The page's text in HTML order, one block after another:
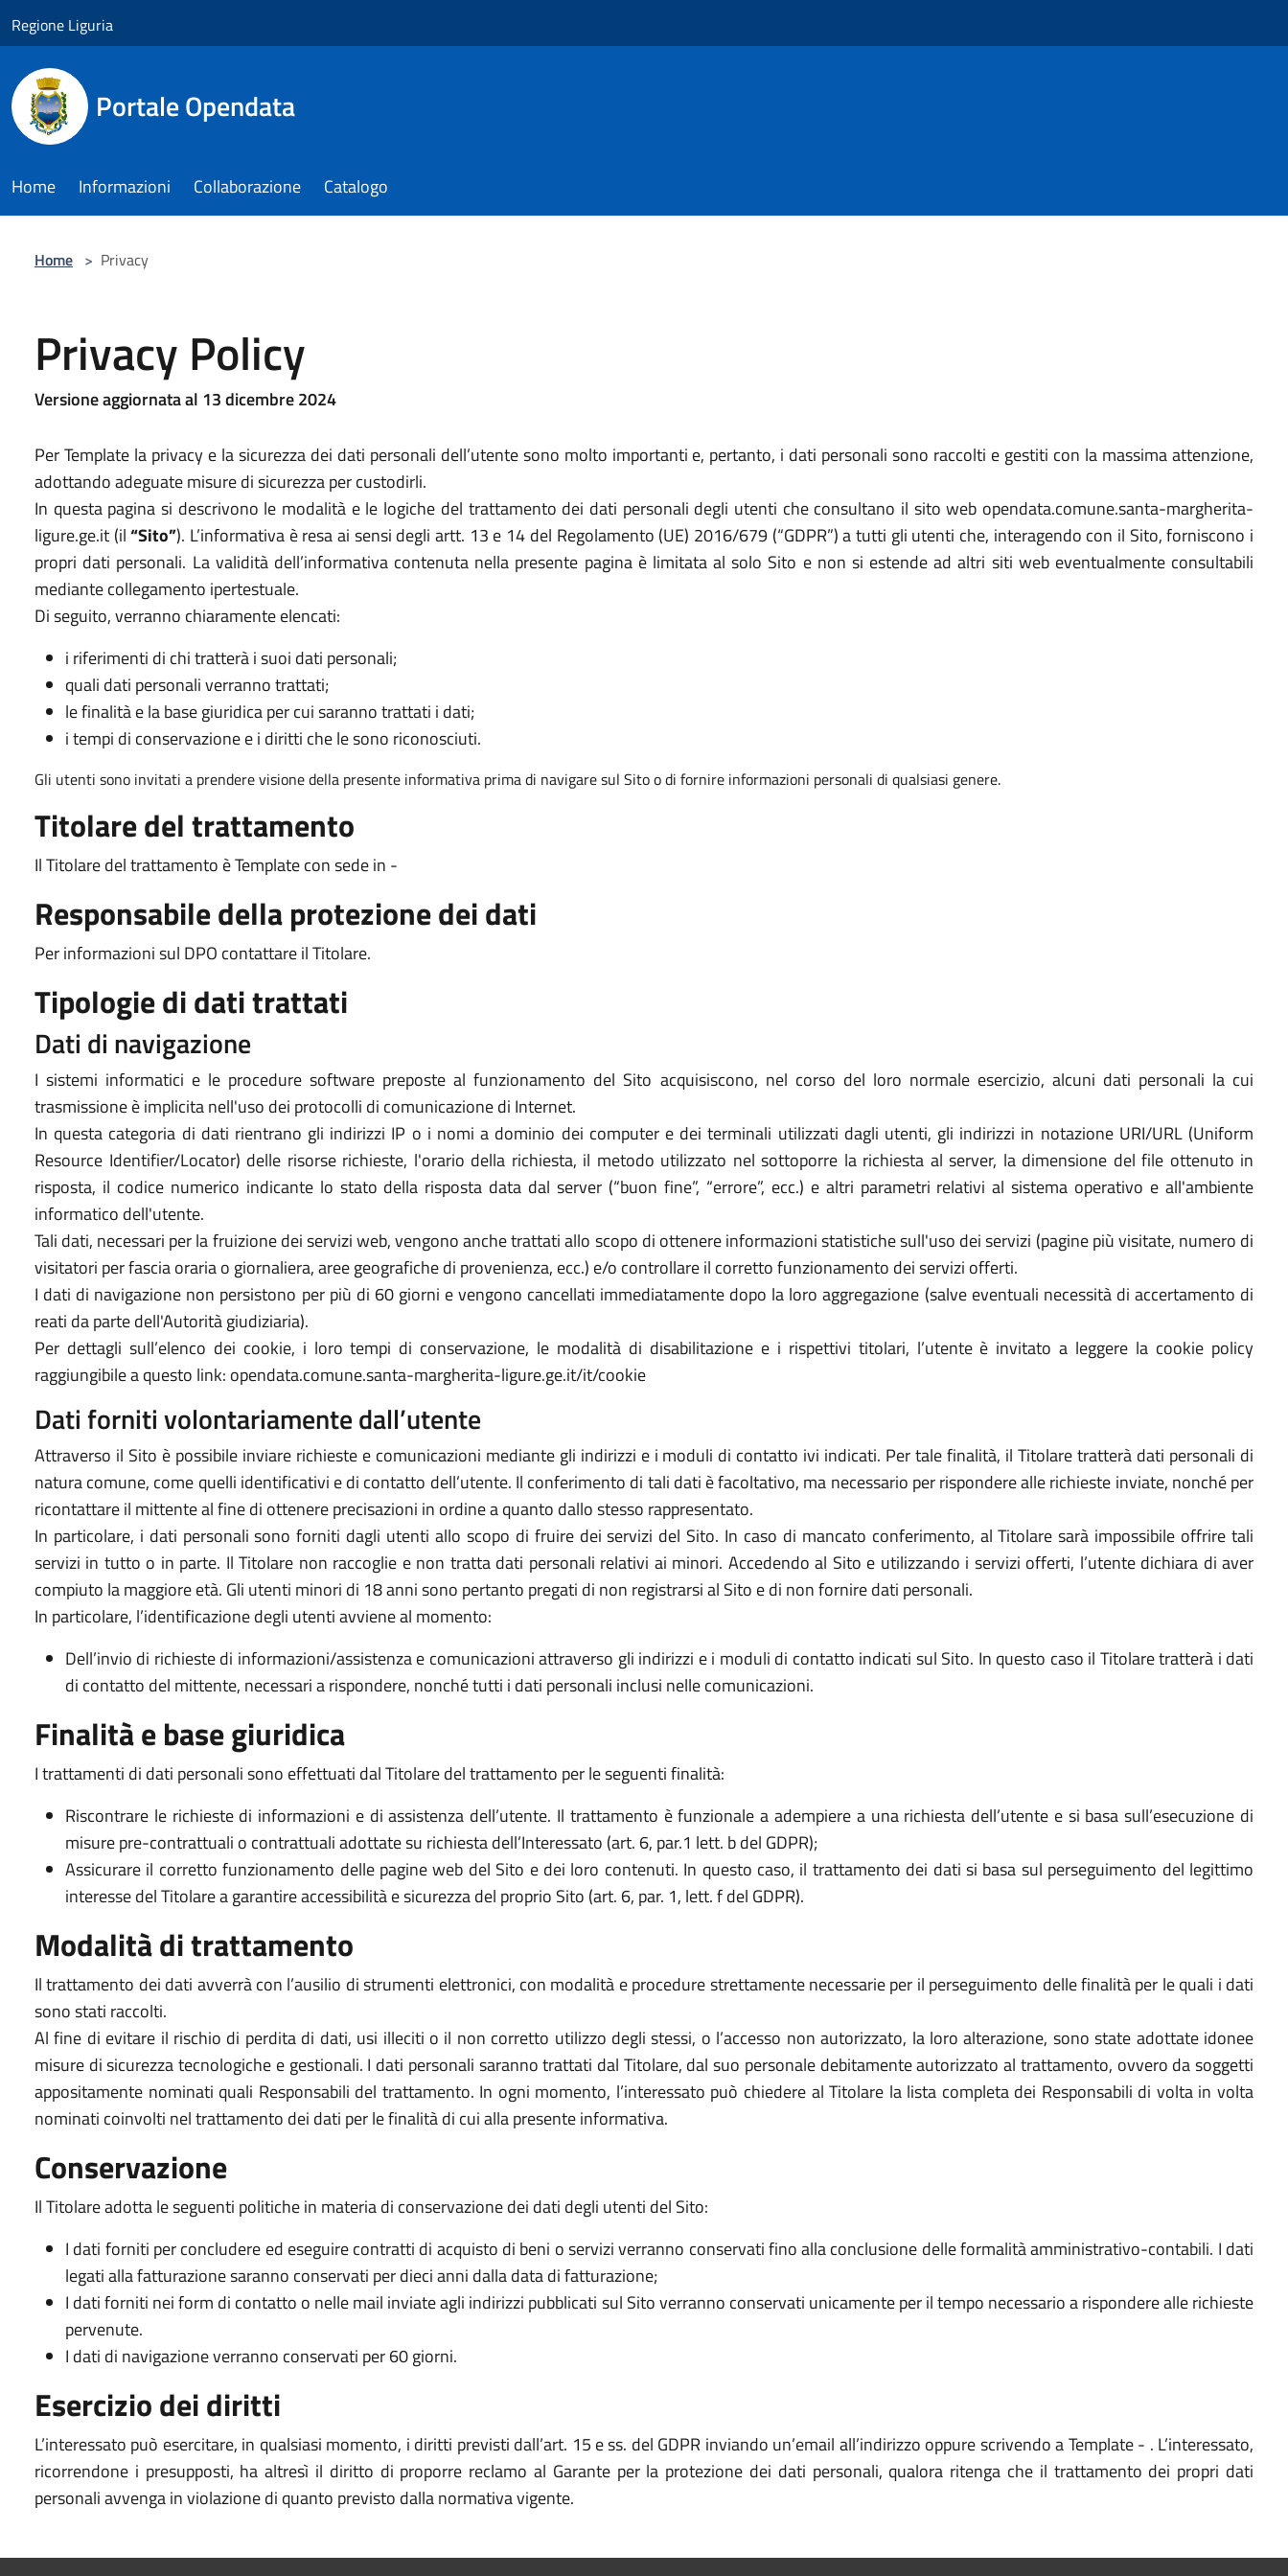
Regione Liguria
Portale Opendata
Home Informazioni Collaborazione Catalogo
Home > Privacy
Privacy Policy
Versione aggiornata al 13 dicembre 2024
Per Template la privacy e la sicurezza dei dati personali dell’utente sono molto importanti e, pertanto, i dati personali sono raccolti e gestiti con la massima attenzione,
adottando adeguate misure di sicurezza per custodirli.
In questa pagina si descrivono le modalità e le logiche del trattamento dei dati personali degli utenti che consultano il sito web opendata.comune.santa-margherita-
ligure.ge.it (il“Sito”). L’informativa è resa ai sensi degli artt. 13 e 14 del Regolamento (UE) 2016/679 (“GDPR”) a tutti gli utenti che, interagendo con il Sito, forniscono i
propri dati personali. La validità dell’informativa contenuta nella presente pagina è limitata al solo Sito e non si estende ad altri siti web eventualmente consultabili
mediante collegamento ipertestuale.
Di seguito, verranno chiaramente elencati:
i riferimenti di chi tratterà i suoi dati personali;
quali dati personali verranno trattati;
le finalità e la base giuridica per cui saranno trattati i dati;
i tempi di conservazione e i diritti che le sono riconosciuti.
Gli utenti sono invitati a prendere visione della presente informativa prima di navigare sul Sito o di fornire informazioni personali di qualsiasi genere.
Titolare del trattamento
Il Titolare del trattamento è Template con sede in -
Responsabile della protezione dei dati
Per informazioni sul DPO contattare il Titolare.
Tipologie di dati trattati
Dati di navigazione
I sistemi informatici e le procedure software preposte al funzionamento del Sito acquisiscono, nel corso del loro normale esercizio, alcuni dati personali la cui
trasmissione è implicita nell'uso dei protocolli di comunicazione di Internet.
In questa categoria di dati rientrano gli indirizzi IP o i nomi a dominio dei computer e dei terminali utilizzati dagli utenti, gli indirizzi in notazione URI/URL (Uniform
Resource Identifier/Locator) delle risorse richieste, l'orario della richiesta, il metodo utilizzato nel sottoporre la richiesta al server, la dimensione del file ottenuto in
risposta, il codice numerico indicante lo stato della risposta data dal server (“buon fine”, “errore”, ecc.) e altri parametri relativi al sistema operativo e all'ambiente
informatico dell'utente.
Tali dati, necessari per la fruizione dei servizi web, vengono anche trattati allo scopo di ottenere informazioni statistiche sull'uso dei servizi (pagine più visitate, numero di
visitatori per fascia oraria o giornaliera, aree geografiche di provenienza, ecc.) e/o controllare il corretto funzionamento dei servizi offerti.
I dati di navigazione non persistono per più di 60 giorni e vengono cancellati immediatamente dopo la loro aggregazione (salve eventuali necessità di accertamento di
reati da parte dell'Autorità giudiziaria).
Per dettagli sull’elenco dei cookie, i loro tempi di conservazione, le modalità di disabilitazione e i rispettivi titolari, l’utente è invitato a leggere la cookie policy
raggiungibile a questo link: opendata.comune.santa-margherita-ligure.ge.it/it/cookie
Dati forniti volontariamente dall’utente
Attraverso il Sito è possibile inviare richieste e comunicazioni mediante gli indirizzi e i moduli di contatto ivi indicati. Per tale finalità, il Titolare tratterà dati personali di
natura comune, come quelli identificativi e di contatto dell’utente. Il conferimento di tali dati è facoltativo, ma necessario per rispondere alle richieste inviate, nonché per
ricontattare il mittente al fine di ottenere precisazioni in ordine a quanto dallo stesso rappresentato.
In particolare, i dati personali sono forniti dagli utenti allo scopo di fruire dei servizi del Sito. In caso di mancato conferimento, al Titolare sarà impossibile offrire tali
servizi in tutto o in parte. Il Titolare non raccoglie e non tratta dati personali relativi ai minori. Accedendo al Sito e utilizzando i servizi offerti, l’utente dichiara di aver
compiuto la maggiore età. Gli utenti minori di 18 anni sono pertanto pregati di non registrarsi al Sito e di non fornire dati personali.
In particolare, l’identificazione degli utenti avviene al momento:
Dell’invio di richieste di informazioni/assistenza e comunicazioni attraverso gli indirizzi e i moduli di contatto indicati sul Sito. In questo caso il Titolare tratterà i dati
di contatto del mittente, necessari a rispondere, nonché tutti i dati personali inclusi nelle comunicazioni.
Finalità e base giuridica
I trattamenti di dati personali sono effettuati dal Titolare del trattamento per le seguenti finalità:
Riscontrare le richieste di informazioni e di assistenza dell’utente. Il trattamento è funzionale a adempiere a una richiesta dell’utente e si basa sull’esecuzione di
misure pre-contrattuali o contrattuali adottate su richiesta dell’Interessato (art. 6, par.1 lett. b del GDPR);
Assicurare il corretto funzionamento delle pagine web del Sito e dei loro contenuti. In questo caso, il trattamento dei dati si basa sul perseguimento del legittimo
interesse del Titolare a garantire accessibilità e sicurezza del proprio Sito (art. 6, par. 1, lett. f del GDPR).
Modalità di trattamento
Il trattamento dei dati avverrà con l’ausilio di strumenti elettronici, con modalità e procedure strettamente necessarie per il perseguimento delle finalità per le quali i dati
sono stati raccolti.
Al fine di evitare il rischio di perdita di dati, usi illeciti o il non corretto utilizzo degli stessi, o l’accesso non autorizzato, la loro alterazione, sono state adottate idonee
misure di sicurezza tecnologiche e gestionali. I dati personali saranno trattati dal Titolare, dal suo personale debitamente autorizzato al trattamento, ovvero da soggetti
appositamente nominati quali Responsabili del trattamento. In ogni momento, l’interessato può chiedere al Titolare la lista completa dei Responsabili di volta in volta
nominati coinvolti nel trattamento dei dati per le finalità di cui alla presente informativa.
Conservazione
Il Titolare adotta le seguenti politiche in materia di conservazione dei dati degli utenti del Sito:
I dati forniti per concludere ed eseguire contratti di acquisto di beni o servizi verranno conservati fino alla conclusione delle formalità amministrativo-contabili. I dati
legati alla fatturazione saranno conservati per dieci anni dalla data di fatturazione;
I dati forniti nei form di contatto o nelle mail inviate agli indirizzi pubblicati sul Sito verranno conservati unicamente per il tempo necessario a rispondere alle richieste
pervenute.
I dati di navigazione verranno conservati per 60 giorni.
Esercizio dei diritti
L’interessato può esercitare, in qualsiasi momento, i diritti previsti dall’art. 15 e ss. del GDPR inviando un’email all’indirizzo oppure scrivendo a Template - . L’interessato,
ricorrendone i presupposti, ha altresì il diritto di proporre reclamo al Garante per la protezione dei dati personali, qualora ritenga che il trattamento dei propri dati
personali avvenga in violazione di quanto previsto dalla normativa vigente.